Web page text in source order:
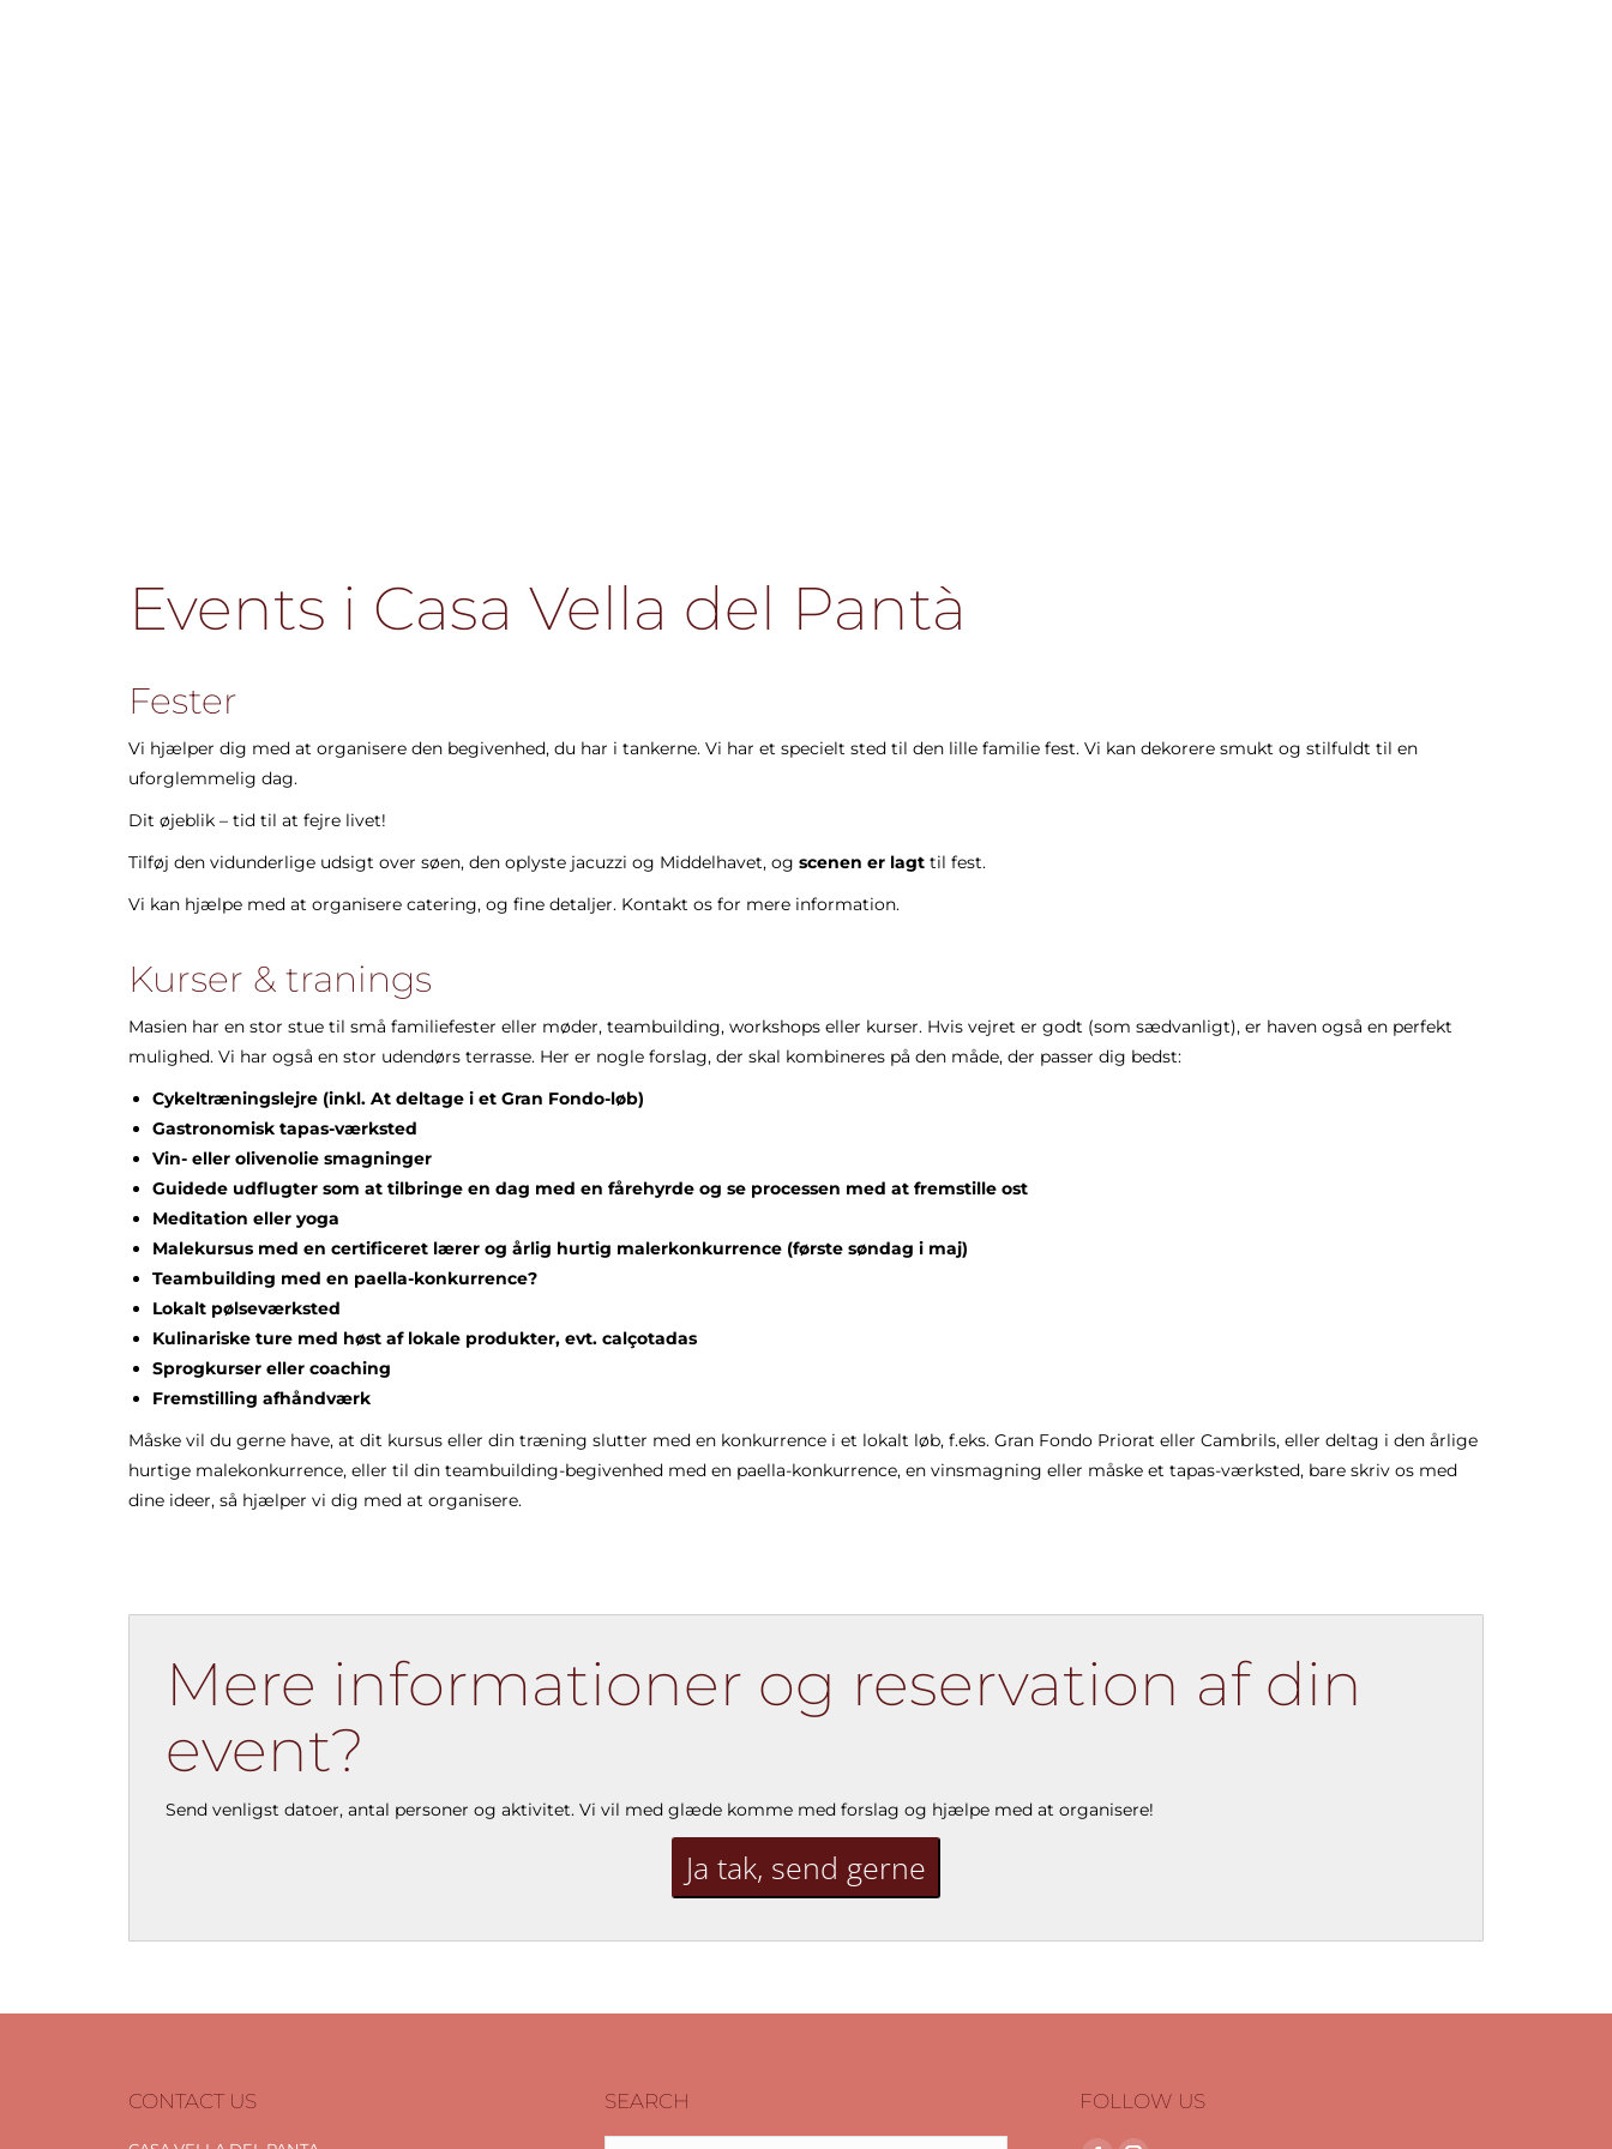
Events i Casa Vella del Pantà
Fester
Vi hjælper dig med at organisere den begivenhed, du har i tankerne. Vi har et specielt sted til den lille familie fest. Vi kan dekorere smukt og stilfuldt til en
uforglemmelig dag.
Dit øjeblik – tid til at fejre livet!
Tilføj den vidunderlige udsigt over søen, den oplyste jacuzzi og Middelhavet, og scenen er lagt til fest.
Vi kan hjælpe med at organisere catering, og fine detaljer. Kontakt os for mere information.
Kurser & tranings
Masien har en stor stue til små familiefester eller møder, teambuilding, workshops eller kurser. Hvis vejret er godt (som sædvanligt), er haven også en perfekt
mulighed. Vi har også en stor udendørs terrasse. Her er nogle forslag, der skal kombineres på den måde, der passer dig bedst:
Cykeltræningslejre (inkl. At deltage i et Gran Fondo-løb)
Gastronomisk tapas-værksted
Vin- eller olivenolie smagninger
Guidede udflugter som at tilbringe en dag med en fårehyrde og se processen med at fremstille ost
Meditation eller yoga
Malekursus med en certificeret lærer og årlig hurtig malerkonkurrence (første søndag i maj)
Teambuilding med en paella-konkurrence?
Lokalt pølseværksted
Kulinariske ture med høst af lokale produkter, evt. calçotadas
Sprogkurser eller coaching
Fremstilling afhåndværk
Måske vil du gerne have, at dit kursus eller din træning slutter med en konkurrence i et lokalt løb, f.eks. Gran Fondo Priorat eller Cambrils, eller deltag i den årlige
hurtige malekonkurrence, eller til din teambuilding-begivenhed med en paella-konkurrence, en vinsmagning eller måske et tapas-værksted, bare skriv os med
dine ideer, så hjælper vi dig med at organisere.
Mere informationer og reservation af din
event?
Send venligst datoer, antal personer og aktivitet. Vi vil med glæde komme med forslag og hjælpe med at organisere!
Ja tak, send gerne
CONTACT US SEARCH FOLLOW US